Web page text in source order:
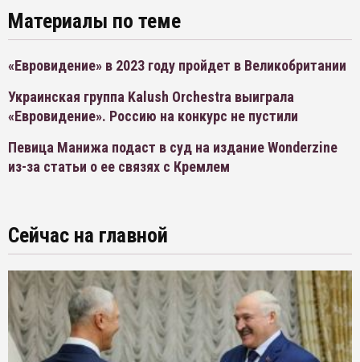
Материалы по теме
«Евровидение» в 2023 году пройдет в Великобритании
Украинская группа Kalush Orchestra выиграла
«Евровидение». Россию на конкурс не пустили
Певица Манижа подаст в суд на издание Wonderzine
из-за статьи о ее связях с Кремлем
Сейчас на главной